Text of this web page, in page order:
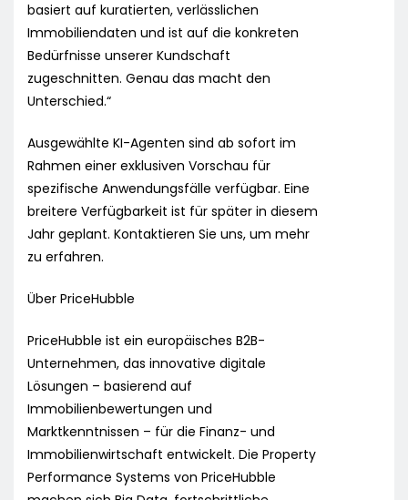
basiert auf kuratierten, verlässlichen
Immobiliendaten und ist auf die konkreten
Bedürfnisse unserer Kundschaft
zugeschnitten. Genau das macht den
Unterschied.“
Ausgewählte KI-Agenten sind ab sofort im
Rahmen einer exklusiven Vorschau für
spezifische Anwendungsfälle verfügbar. Eine
breitere Verfügbarkeit ist für später in diesem
Jahr geplant. Kontaktieren Sie uns, um mehr
zu erfahren.
Über PriceHubble
PriceHubble ist ein europäisches B2B-
Unternehmen, das innovative digitale
Lösungen – basierend auf
Immobilienbewertungen und
Marktkenntnissen – für die Finanz- und
Immobilienwirtschaft entwickelt. Die Property
Performance Systems von PriceHubble